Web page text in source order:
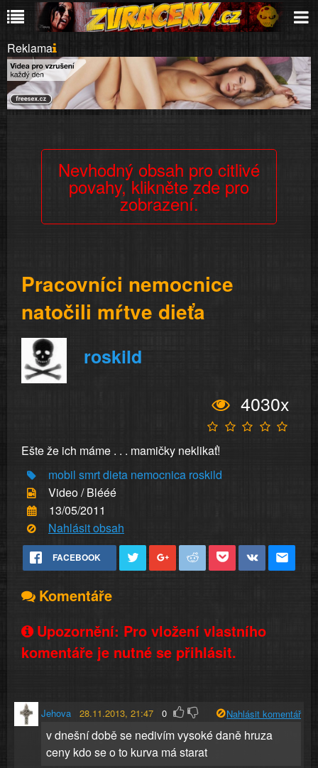
Reklama
Nevhodný obsah pro citlivé
povahy, klikněte zde pro
zobrazení.
Pracovníci nemocnice
natočili mŕtve dieťa
roskild
4030x
Ešte že ich máme . . . mamičky neklikať!
mobil smrtdieta nemocnica roskild
Video / Blééé
13/05/2011
Nahlásit obsah
FACEBOOK
Komentáře
Upozornění: Pro vložení vlastního
komentáře je nutné se přihlásit.
Jehova 28.11.2013, 21:47 0 Nahlásit komentář
v dnešní době se nedivím vysoké daně hruza
ceny kdo se o to kurva má starat